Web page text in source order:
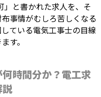
」と書かれた求人を、そ
事情がむしろ苦しくなる
ている電気工事士の目線
す。
時間分か？電工求